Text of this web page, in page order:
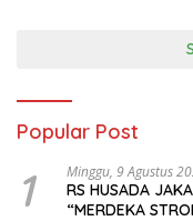
Popular Post
1 Minggu, 9 Agustus
RS HUSADA
“MERDEKA